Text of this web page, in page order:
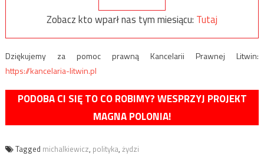
Zobacz kto wparł nas tym miesiącu: Tutaj
Dziękujemy za pomoc prawną Kancelarii Prawnej Litwin:
https://kancelaria-litwin.pl
PODOBA CI SIĘ TO CO ROBIMY? WESPRZYJ PROJEKT
MAGNA POLONIA!
Tagged michalkiewicz, polityka, żydzi